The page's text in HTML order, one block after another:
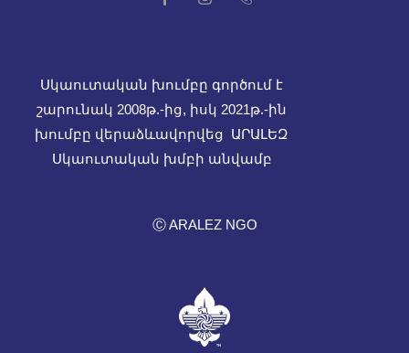
Սկաուտական խումբը գործում է
շարունակ 2008թ.-ից, իսկ 2021թ.-ին
խումբը վերաձևավորվեց ԱՐԱԼԵԶ
Սկաուտական խմբի անվամբ
Ⓒ ARALEZ NGO